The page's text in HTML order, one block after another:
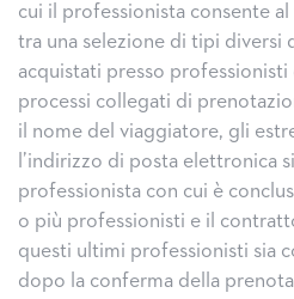
cui il professionista consente
tra una selezione di tipi diversi
acquistati presso
processi collegati di
il nome del viaggiatore, gli
l’indirizzo di posta elettronica
professionista con cui è
o più professionisti e il
questi ultimi professionisti sia
dopo la conferma della